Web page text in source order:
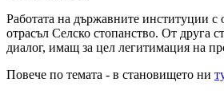
Работата на държавните институции с
отрасъл Селско стопанство. От друга
диалог, имащ за цел легитимация на
Повече по темата - в становището ни